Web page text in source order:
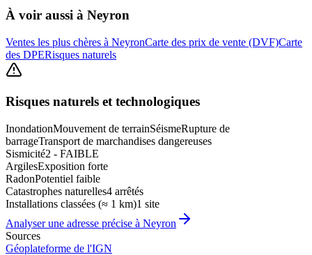
À voir aussi à Neyron
Ventes les plus chères à NeyronCarte des prix de vente (DVF)Carte
des DPERisques naturels
Risques naturels et technologiques
InondationMouvement de terrainSéismeRupture de
barrageTransport de marchandises dangereuses
Sismicité2 - FAIBLE
ArgilesExposition forte
RadonPotentiel faible
Catastrophes naturelles4 arrêtés
Installations classées (≈ 1 km)1 site
Analyser une adresse précise à Neyron
Sources
Géoplateforme de l'IGN